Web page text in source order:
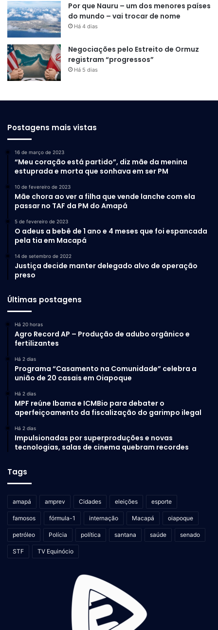
Por que Nauru – um dos menores países
do mundo – vai trocar de nome
Há 4 dias
Negociações pelo Estreito de Ormuz
registram “progressos”
Há 5 dias
Postagens mais vistas
16 de março de 2023
“Meu coração está partido”, diz mãe da menina
estuprada e morta que sonhava em ser PM
10 de fevereiro de 2023
Mãe chora ao ver a filha que vende lanche com ela
passar no TAF da PM do Amapá
5 de fevereiro de 2023
O adeus a bebê de 1 ano e 4 meses que foi espancada
pela tia em Macapá
14 de setembro de 2022
Justiça decide manter delegado alvo de operação
preso
Últimas postagens
Há 20 horas
Agro Record AP – Produção de adubo orgânico e
fertilizantes
Há 2 dias
Programa “Casamento na Comunidade” celebra a
união de 20 casais em Oiapoque
Há 2 dias
MPF reúne Ibama e ICMBio para debater o
aperfeiçoamento da fiscalização do garimpo ilegal
Há 2 dias
Impulsionadas por superproduções e novas
tecnologias, salas de cinema quebram recordes
Tags
amapá amprev Cidades eleições esporte
famosos fórmula-1 internação Macapá oiapoque
petróleo Polícia política santana saúde senado
STF TV Equinócio